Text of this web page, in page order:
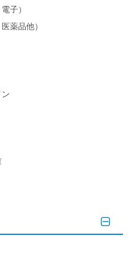
子）
薬品他）